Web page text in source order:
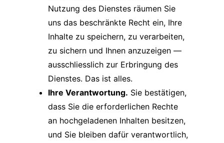
Nutzung des Dienstes räumen Sie
uns das beschränkte Recht ein, Ihre
Inhalte zu speichern, zu verarbeiten,
zu sichern und Ihnen anzuzeigen —
ausschliesslich zur Erbringung des
Dienstes. Das ist alles.
Ihre Verantwortung. Sie bestätigen,
dass Sie die erforderlichen Rechte
an hochgeladenen Inhalten besitzen,
und Sie bleiben dafür verantwortlich,